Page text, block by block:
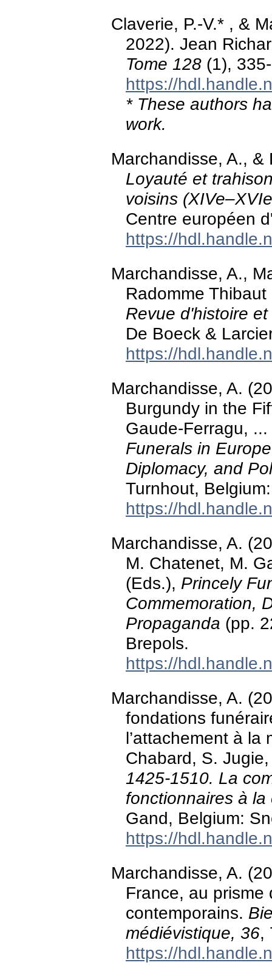
Claverie, P.-V.* , &
2022). Jean
Tome 128 (1),
https://
* These authors
work.
Marchandisse, A.,
Loyauté et
voisins
Centre européen
https://
Marchandisse, A.,
Radomme
Revue d'histoire
De Boeck &
https://
Marchandisse, A.
Burgundy in the
Gaude-Ferragu,
Funerals in
Diplomacy, and
Turnhout,
https://
Marchandisse, A.
M. Chatenet, M.
(Eds.), Princely
Commemoration,
Propaganda (pp.
Brepols.
https://
Marchandisse, A.
fondations
l’attachement à la
Chabard, S.
1425-1510. La
fonctionnaires à
Gand, Belgium:
https://
Marchandisse, A.
France, au
contemporains.
médiévistique, 36,
https://